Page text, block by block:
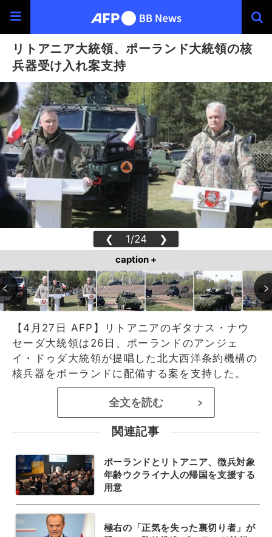
リトアニア大統領、ポーランド大統領の核
兵器受け入れ案支持
❮ 1/24 ❯
caption +
【4月27日 AFP】リトアニアのギタナス・ナウ
セーダ大統領は26日、ポーランドのアンジェ
イ・ドゥダ大統領が提唱した北大西洋条約機構の
核兵器をポーランドに配備する案を支持した。
全文を読む >
関連記事
ポーランドとリトアニア、徴兵対象
年齢ウクライナ人の帰国を支援する
用意
極右の「正気を失った裏切り者」が